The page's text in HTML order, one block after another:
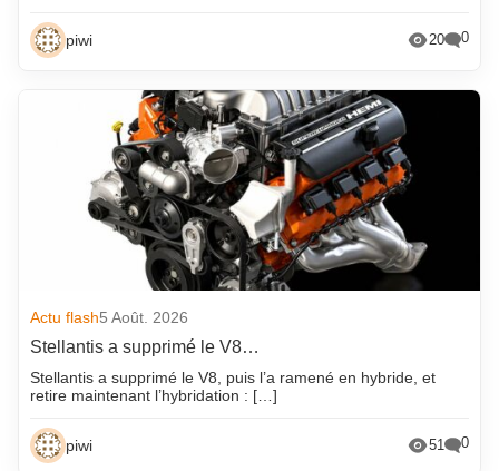
piwi 20 0
Actu flash5 Août. 2026
Stellantis a supprimé le V8…
Stellantis a supprimé le V8, puis l’a ramené en hybride, et
retire maintenant l’hybridation : […]
piwi 51 0